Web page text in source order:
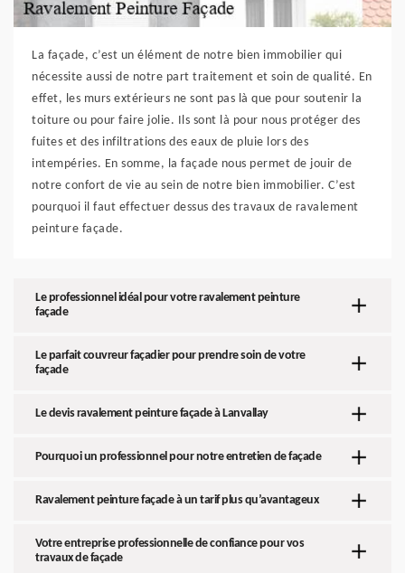
La façade, c’est un élément de notre bien immobilier qui
nécessite aussi de notre part traitement et soin de qualité. En
effet, les murs extérieurs ne sont pas là que pour soutenir la
toiture ou pour faire jolie. Ils sont là pour nous protéger des
fuites et des infiltrations des eaux de pluie lors des
intempéries. En somme, la façade nous permet de jouir de
notre confort de vie au sein de notre bien immobilier. C’est
pourquoi il faut effectuer dessus des travaux de ravalement
peinture façade.
Le professionnel idéal pour votre ravalement peinture
façade
Le parfait couvreur façadier pour prendre soin de votre
façade
Le devis ravalement peinture façade à Lanvallay
Pourquoi un professionnel pour notre entretien de façade
Ravalement peinture façade à un tarif plus qu’avantageux
Votre entreprise professionnelle de confiance pour vos
travaux de façade